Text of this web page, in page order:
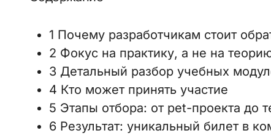
1 Почему разработчикам стоит
2 Фокус на практику, а не на
3 Детальный разбор учебных
4 Кто может принять участие
5 Этапы отбора: от pet-проекта до
6 Результат: уникальный билет в